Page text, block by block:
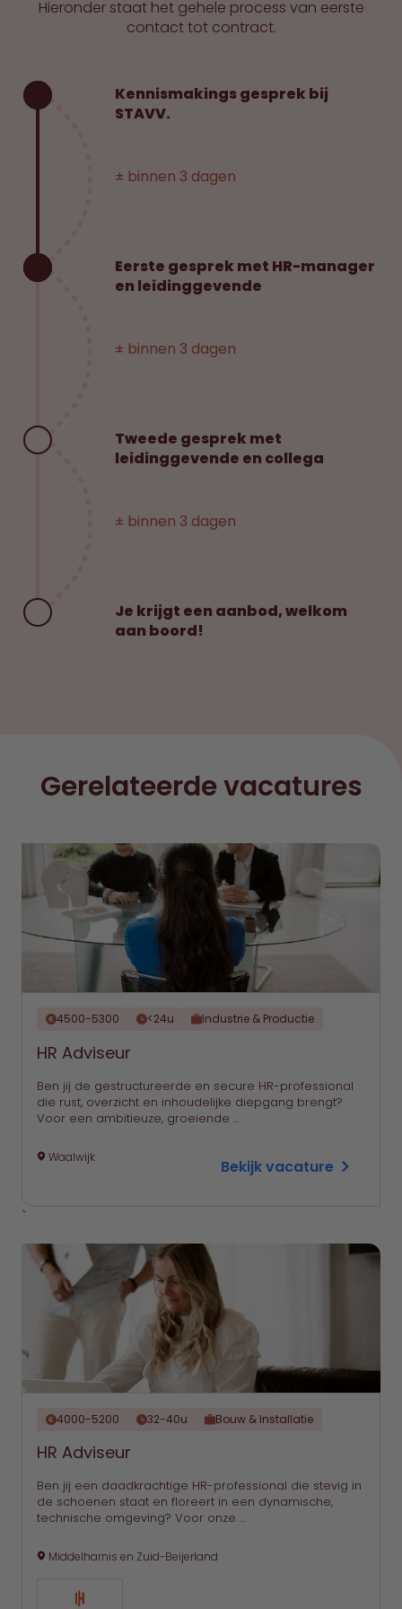
Hieronder staat het gehele process van eerste
contact tot contract.
± binnen 3 dagen
Kennismakings gesprek bij
STAVV.
± binnen 3 dagen
Eerste gesprek met HR-manager
en leidinggevende
± binnen 3 dagen
Tweede gesprek met
leidinggevende en collega
Je krijgt een aanbod, welkom
aan boord!
Gerelateerde vacatures
4500-5300 <24u Industrie & Productie
HR Adviseur
Ben jij de gestructureerde en secure HR-professional
die rust, overzicht en inhoudelijke diepgang brengt?
Voor een ambitieuze, groeiende …
Waalwijk Bekijk vacature
`
4000-5200 32-40u Bouw & Installatie
HR Adviseur
Ben jij een daadkrachtige HR-professional die stevig in
de schoenen staat en floreert in een dynamische,
technische omgeving? Voor onze …
Middelharnis en Zuid-Beijerland